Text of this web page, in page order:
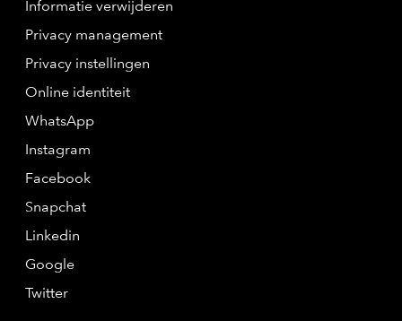
Informatie verwijderen
Privacy management
Privacy instellingen
Online identiteit
WhatsApp
Instagram
Facebook
Snapchat
Linkedin
Google
Twitter